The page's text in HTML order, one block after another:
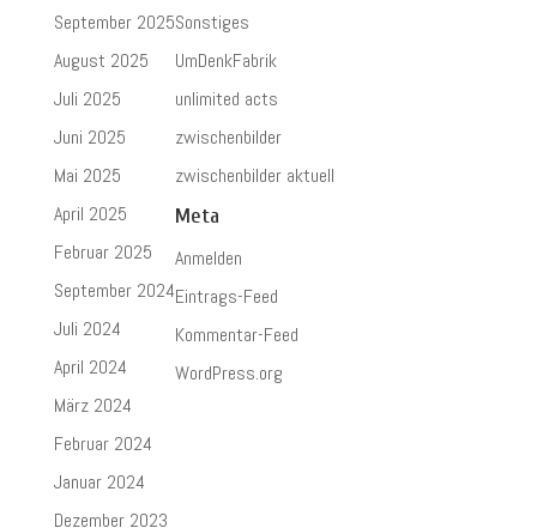
September 2025
August 2025
Juli 2025
Juni 2025
Mai 2025
April 2025
Februar 2025
September 2024
Juli 2024
April 2024
März 2024
Februar 2024
Januar 2024
Dezember 2023
Sonstiges
UmDenkFabrik
unlimited acts
zwischenbilder
zwischenbilder aktuell
Meta
Anmelden
Eintrags-Feed
Kommentar-Feed
WordPress.org